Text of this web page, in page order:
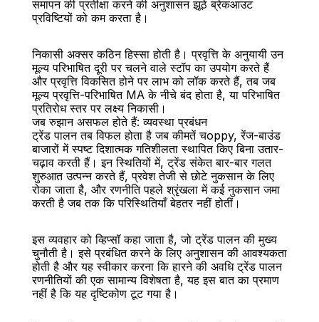
समापन की प्रतीक्षा करने की अनुशासन झूठे ब्रेकआउट
प्रविष्टियों को कम करता है।
निकासी अक्सर कठिन हिस्सा होती है। प्रवृत्ति के अनुयायी उन
मूल्य परिभाषित दूरी पर चलने वाले स्टॉप का उपयोग करते हैं
और प्रवृत्ति विकसित होने पर लाभ को लॉक करते हैं, तब जब
मूल्य प्रवृत्ति-परिभाषित MA के नीचे बंद होता है, या परिभाषित
प्रतिरोध स्तर पर लक्ष्य निकासी।
जब रुझान असफल होते हैं: व्‍यवस्‍था प्रबंधन
ट्रेंड पालन तब विफल होता है जब कीमतें चoppy, रेंज-बाउंड
बाजारों में स्पष्ट दिशात्मक गतिशीलता स्थापित किए बिना उतार-
चढ़ाव करती हैं। इन स्थितियों में, ट्रेंड संकेत बार-बार गलत
शुरुआत उत्पन्न करते हैं, प्रवेश तेजी से छोटे नुकसान के लिए
रोका जाता है, और रणनीति पहले श्रृंखला में कई नुकसान जमा
करती है जब तक कि परिस्थितियाँ बेहतर नहीं होतीं।
इस व्यवहार को व्हिप्सॉ कहा जाता है, जो ट्रेंड पालन की मुख्य
चुनौती है। इसे प्रबंधित करने के लिए अनुशासन की आवश्यकता
होती है और यह स्वीकार करना कि हारने की अवधि ट्रेंड पालन
रणनीतियों की एक सामान्य विशेषता है, यह इस बात का प्रमाण
नहीं है कि यह दृष्टिकोण टूट गया है।